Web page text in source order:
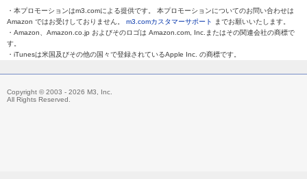
・本プロモーションはm3.comによる提供です。 本プロモーションについてのお問い合わせは
Amazon ではお受けしておりません。 m3.comカスタマーサポート
までお願いいたします。
・Amazon、Amazon.co.jp およびそのロゴは Amazon.com, Inc.またはその関連会社の商標で
す。
・iTunesは米国及びその他の国々で登録されているApple Inc. の商標です。
Copyright © 2003 - 2026 M3, Inc.
All Rights Reserved.